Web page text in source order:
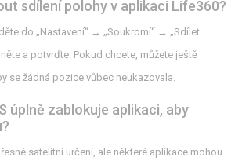
sdílení polohy v aplikaci Life360?
do „Nastavení“ → „Soukromí“ → „Sdílet
a potvrďte. Pokud chcete, můžete ještě
se žádná pozice vůbec neukazovala.
úplně zablokuje aplikaci, aby
satelitní určení, ale některé aplikace mohou